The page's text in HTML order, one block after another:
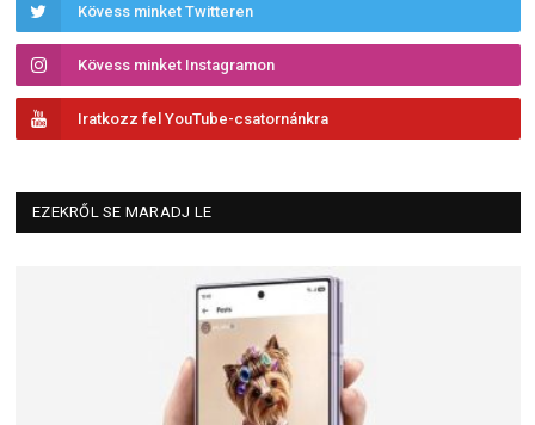
Kövess minket Twitteren
Kövess minket Instagramon
Iratkozz fel YouTube-csatornánkra
EZEKRŐL SE MARADJ LE